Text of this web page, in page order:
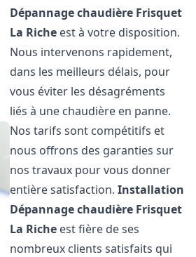
Dépannage chaudière Frisquet
La Riche est à votre disposition.
Nous intervenons rapidement,
dans les meilleurs délais, pour
vous éviter les désagréments
liés à une chaudière en panne.
Nos tarifs sont compétitifs et
nous offrons des garanties sur
nos travaux pour vous donner
entière satisfaction.Installation
Dépannage chaudière Frisquet
La Riche est fière de ses
nombreux clients satisfaits qui